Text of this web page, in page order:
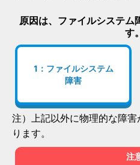
原因は、ファイルシステム
す。
1：ファイルシステム
障害
注）上記以外に物理的な障
ります。
注